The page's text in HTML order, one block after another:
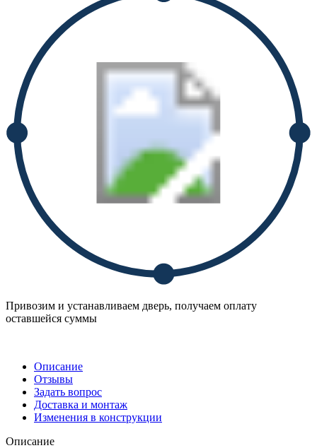
Привозим и устанавливаем дверь, получаем оплату
оставшейся суммы
Описание
Отзывы
Задать вопрос
Доставка и монтаж
Изменения в конструкции
Описание